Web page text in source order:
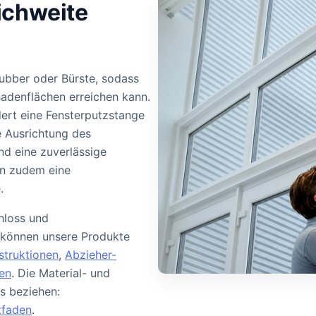
oder Bürste, sodass
erreichen kann.
eine Fensterputzstange
des
eine zuverlässige
zudem eine
und
unsere Produkte
, Abzieher-
. Die Material- und
beziehen:
.